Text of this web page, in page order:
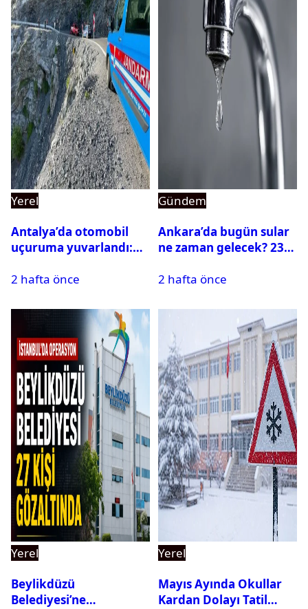
Yerel
Antalya’da otomobil
uçuruma yuvarlandı:
var
2 hafta önce
Gündem
Ankara’da bugün sular
ne zaman gelecek? 23
su kesintisi sorgulama
2 hafta önce
Yerel
Beylikdüzü
Belediyesi’ne
Yerel
Mayıs Ayında Okullar
Kardan Dolayı Tatil